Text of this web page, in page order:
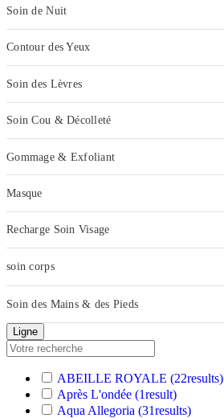
Soin de Nuit
Contour des Yeux
Soin des Lèvres
Soin Cou & Décolleté
Gommage & Exfoliant
Masque
Recharge Soin Visage
soin corps
Soin des Mains & des Pieds
Ligne
ABEILLE ROYALE (22results)
Après L'ondée (1result)
Aqua Allegoria (31results)